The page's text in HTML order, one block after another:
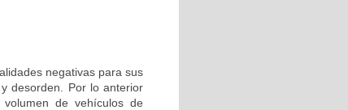
negativas para sus
desorden. Por lo anterior
de vehículos de